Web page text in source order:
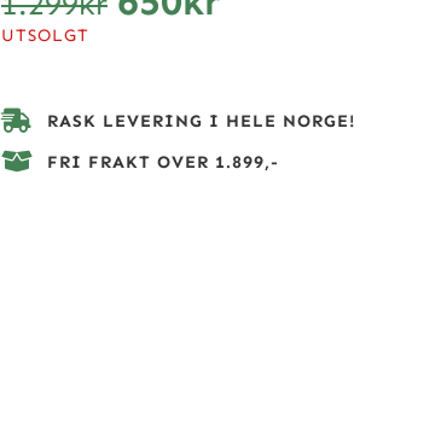
UTSOLGT
RASK LEVERING I HELE NORGE!
FRI FRAKT OVER 1.899,-